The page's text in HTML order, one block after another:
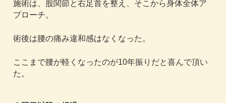
施術は、股関節と右足首を整え、そこから身体全体ア
プローチ。
術後は腰の痛み違和感はなくなった。
ここまで腰が軽くなったのが10年振りだと喜んで頂い
た。